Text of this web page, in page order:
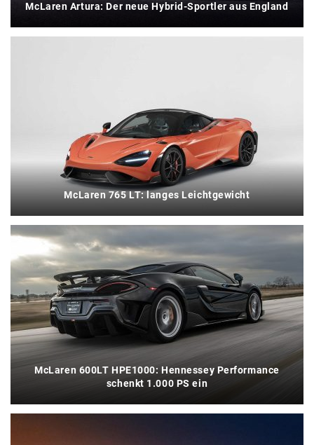
McLaren Artura: Der neue Hybrid-Sportler aus England
McLaren 765 LT: langes Leichtgewicht
McLaren 600LT HPE1000: Hennessey Performance
schenkt 1.000 PS ein